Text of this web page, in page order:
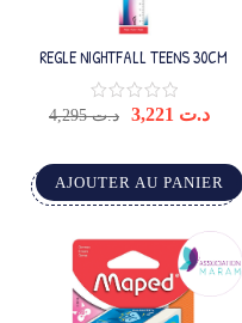
REGLE NIGHTFALL TEENS 30CM
د.ت4,295 د.ت
AJOUTER AU PANIER